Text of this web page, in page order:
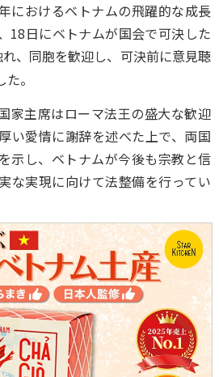
におけるベトナムの飛躍的な成長
18日にベトナムが国会で可決した
、同胞を歓迎し、可決前に意見聴
。
家主席はローマ法王の盛大な歓迎
い愛情に謝辞を述べた上で、両国
示し、ベトナムが今後も宗教と信
な実現に向けて法整備を行ってい